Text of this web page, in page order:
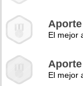
El mejor
El mejor